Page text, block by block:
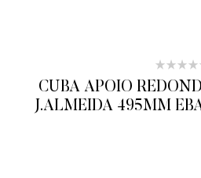
CUBA APOIO
J.ALMEIDA 495MM